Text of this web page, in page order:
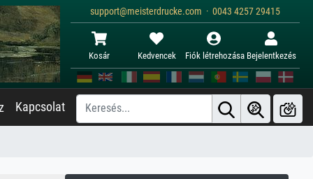
support@meisterdrucke.com · 0043 4257 29415
Kosár Kedvencek Fiók létrehozása Bejelentkezés
Kapcsolat